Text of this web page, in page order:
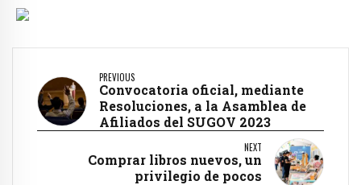
PREVIOUS
Convocatoria oficial, mediante
Resoluciones, a la Asamblea de
Afiliados del SUGOV 2023
NEXT
Comprar libros nuevos, un
privilegio de pocos